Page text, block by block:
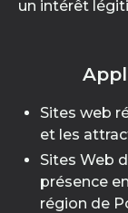
un intérêt
Sites web
et les
Sites Web
présence
région de